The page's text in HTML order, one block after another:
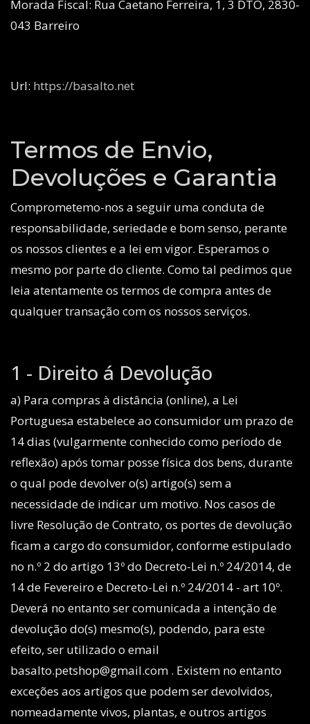
Morada Fiscal: Rua Caetano Ferreira, 1, 3 DTO, 2830-
043 Barreiro
Url: https://basalto.net
Termos de Envio,
Devoluções e Garantia
Comprometemo-nos a seguir uma conduta de
responsabilidade, seriedade e bom senso, perante
os nossos clientes e a lei em vigor. Esperamos o
mesmo por parte do cliente. Como tal pedimos que
leia atentamente os termos de compra antes de
qualquer transação com os nossos serviços.
1 - Direito á Devolução
a) Para compras à distância (online), a Lei
Portuguesa estabelece ao consumidor um prazo de
14 dias (vulgarmente conhecido como período de
reflexão) após tomar posse física dos bens, durante
o qual pode devolver o(s) artigo(s) sem a
necessidade de indicar um motivo. Nos casos de
livre Resolução de Contrato, os portes de devolução
ficam a cargo do consumidor, conforme estipulado
no n.º 2 do artigo 13º do Decreto-Lei n.º 24/2014, de
14 de Fevereiro e Decreto-Lei n.º 24/2014 - art 10º.
Deverá no entanto ser comunicada a intenção de
devolução do(s) mesmo(s), podendo, para este
efeito, ser utilizado o email
basalto.petshop@gmail.com . Existem no entanto
exceções aos artigos que podem ser devolvidos,
nomeadamente vivos, plantas, e outros artigos